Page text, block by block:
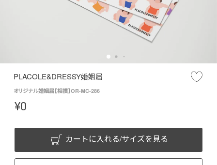
PLACOLE&DRESSY婚姻届
オリジナル婚姻届【相撲】OR-MC-286
¥0
カートに入れる/サイズを見る